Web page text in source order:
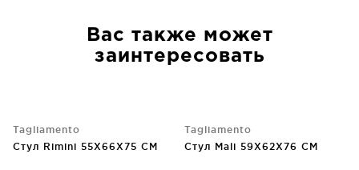
Вас также может
заинтересовать
Tagliamento
Стул Rimini 55X66X75 CM
Tagliamento
Стул Mali 59X62X76 CM